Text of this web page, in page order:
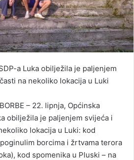
a Luka obilježila je paljenjem
na nekoliko lokacija u Luki
– 22. lipnja, Općinska
obilježila je paljenjem svijeća i
lokacija u Luki: kod
borcima i žrtvama terora
kod spomenika u Pluski – na